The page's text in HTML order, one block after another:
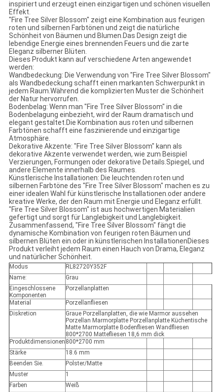
inspiriert und erzeugt einen einzigartigen und schönen visuellen
Effekt.
"Fire Tree Silver Blossom" zeigt eine Kombination aus feurigen
roten und silbernen Farbtönen und zeigt die natürliche
Schönheit von Bäumen und Blumen.Das Design zeigt die
lebendige Energie eines brennenden Feuers und die zarte
Eleganz silberner Blüten.
Dieses Produkt kann auf verschiedene Arten angewendet
werden:
Wandbedeckung: Die Verwendung von "Fire Tree Silver Blossom"
als Wandbedeckung schafft einen markanten Schwerpunkt in
jedem Raum.Während die komplizierten Muster die Schönheit
der Natur hervorrufen.
Bodenbelag: Wenn man "Fire Tree Silver Blossom" in die
Bodenbelagung einbezieht, wird der Raum dramatisch und
elegant gestaltet.Die Kombination aus roten und silbernen
Farbtönen schafft eine faszinierende und einzigartige
Atmosphäre.
Dekorative Akzente: "Fire Tree Silver Blossom" kann als
dekorative Akzente verwendet werden, wie zum Beispiel
Verzierungen, Formungen oder dekorative Details.Spiegel, und
andere Elemente innerhalb des Raumes.
Künstlerische Installationen: Die leuchtenden roten und
silbernen Farbtöne des "Fire Tree Silver Blossom" machen es zu
einer idealen Wahl für künstlerische Installationen.oder andere
kreative Werke, der den Raum mit Energie und Eleganz erfüllt.
"Fire Tree Silver Blossom" ist aus hochwertigen Materialien
gefertigt und sorgt für Langlebigkeit und Langlebigkeit.
Zusammenfassend, "Fire Tree Silver Blossom" fängt die
dynamische Kombination von feurigen roten Bäumen und
silbernen Blüten ein.oder in künstlerischen InstallationenDieses
Produkt verleiht jedem Raum einen Hauch von Drama, Eleganz
und natürlicher Schönheit.
Modus
RL82720Y352F
Name:
Grau
Eingeschlossene
Komponenten
Porzellanplatten
Material
Porzellanfliesen
Diskretion
Graue Porzellanplatten, die wie Marmor aussehen
Porzellan Marmorplatte Porzellanplatte Küchentische
Matte Marmorplatte Bodenfliesen Wandfliesen
800*2700 Mattefliesen 18,6 mm dick
Produktdimensionen 800*2700 mm
Stärke
18.6 mm
Beenden Sie.
Polster/Matte
Muster
1
Farben
Weiß